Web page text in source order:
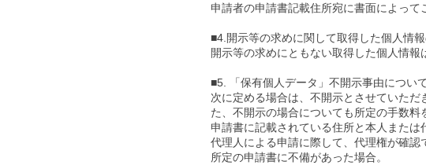
申請者の申請書記載住所宛に書面によって
■4.開示等の求めに関して取得した個人情報
開示等の求めにともない取得した個人情報
■5. 「保有個人データ」不開示事由について
次に定める場合は、不開示とさせていた
た、不開示の場合についても所定の手数料
申請書に記載されている住所と本人または
代理人による申請に際して、代理権が確認
所定の申請書に不備があった場合。